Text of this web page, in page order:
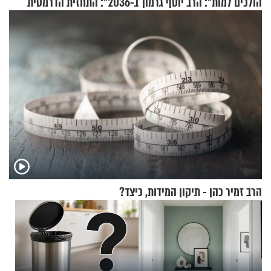
הרב זמיר כהן - תיקון המידות, כיצד?